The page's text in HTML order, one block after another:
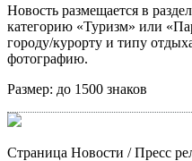
Новость размещается в
категорию «Туризм» или
городу/курорту и типу
фотографию.
Размер: до 1500 знаков
Страница Новости / Пресс